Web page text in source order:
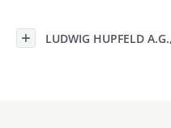
LUDWIG HUPFELD